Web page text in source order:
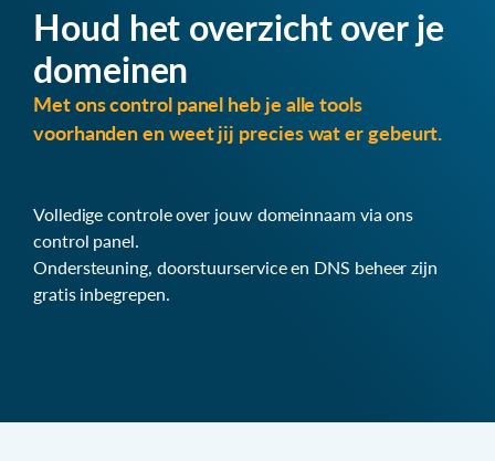
Houd het overzicht over je
domeinen
Met ons control panel heb je alle tools
voorhanden en weet jij precies wat er gebeurt.
Volledige controle over jouw domeinnaam via ons
control panel.
Ondersteuning, doorstuurservice en DNS beheer zijn
gratis inbegrepen.